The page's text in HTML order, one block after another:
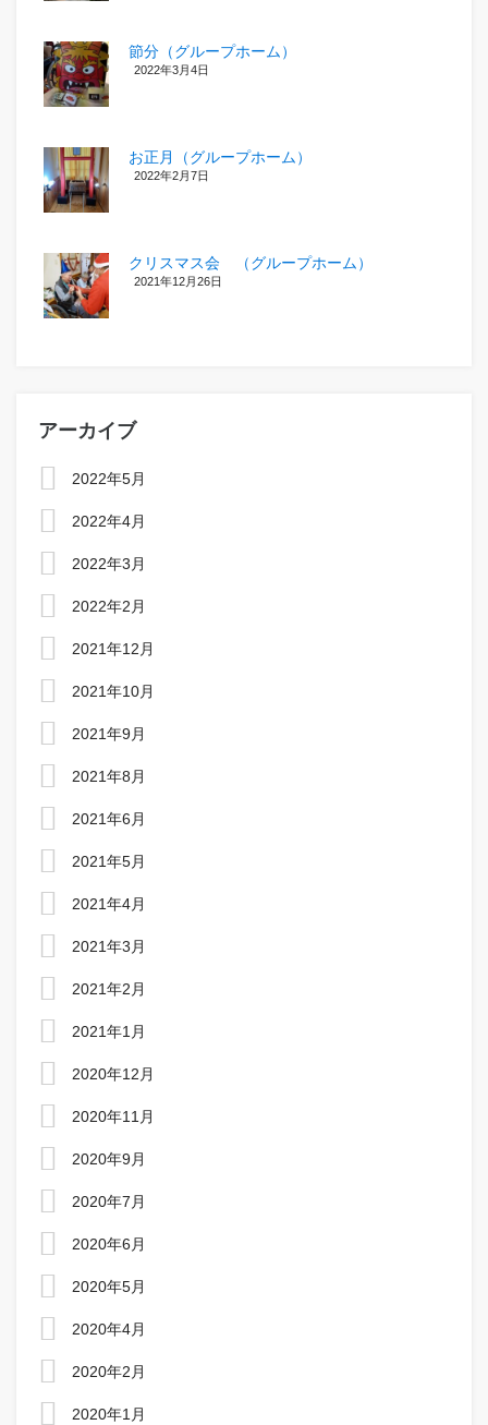
節分（グループホーム）
2022年3月4日
お正月（グループホーム）
2022年2月7日
クリスマス会 （グループホーム）
2021年12月26日
アーカイブ
2022年5月
2022年4月
2022年3月
2022年2月
2021年12月
2021年10月
2021年9月
2021年8月
2021年6月
2021年5月
2021年4月
2021年3月
2021年2月
2021年1月
2020年12月
2020年11月
2020年9月
2020年7月
2020年6月
2020年5月
2020年4月
2020年2月
2020年1月